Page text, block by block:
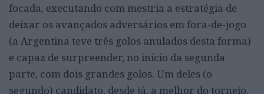
focada, executando com mestria a estratégia de
deixar os avançados adversários em fora-de-jogo
(a Argentina teve três golos anulados desta forma)
e capaz de surpreender, no início da segunda
parte, com dois grandes golos. Um deles (o
segundo) candidato, desde já, a melhor do torneio.